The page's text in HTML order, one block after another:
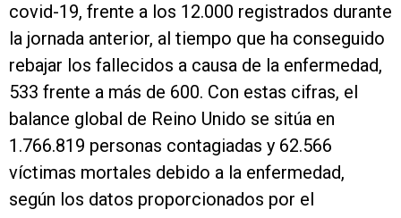
covid-19, frente a los 12.000 registrados durante
la jornada anterior, al tiempo que ha conseguido
rebajar los fallecidos a causa de la enfermedad,
533 frente a más de 600. Con estas cifras, el
balance global de Reino Unido se sitúa en
1.766.819 personas contagiadas y 62.566
víctimas mortales debido a la enfermedad,
según los datos proporcionados por el